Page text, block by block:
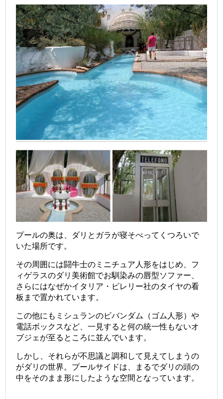
プールの奥は、ダリとガラが寝そべってくつろいで
いた場所です。
その周囲には闘牛士のミニチュア人形をはじめ、フ
ィゲラスのダリ美術館でお馴染みの唇型ソファー、
さらにはなぜかイタリア・ピレリー社のタイヤの看
板まで置かれています。
この他にもミシュランのビバンダム（ゴム人形）や
電話ボックスなど、一見すると何の統一性もないオ
ブジェが至るところに並んでいます。
しかし、それらが不思議と調和して見えてしまうの
がダリの世界。プールサイドは、まるでダリの頭の
中をそのまま形にしたような空間となっています。